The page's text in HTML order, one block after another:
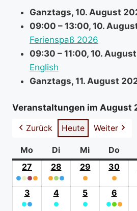
a
o
t
Ganztags, 10. August
09:00 – 13:00, 10.
Ferienspaß 2026
09:30 – 11:00, 10.
English
Ganztags, 11. August
Veranstaltungen im August
Zurück
Heute Weiter
Mo Montag
DiDienstag
Mi Mittwoch
Do
27
Juli
●●●●
(4
event
28
Juli
●●●
(3
event
29
2026
●
(1
event
30
●
(1
event
3
August
●●
44.
August
●
5
August
●
6
●●●